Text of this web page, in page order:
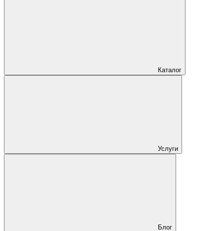
Каталог
Услуги
Блог